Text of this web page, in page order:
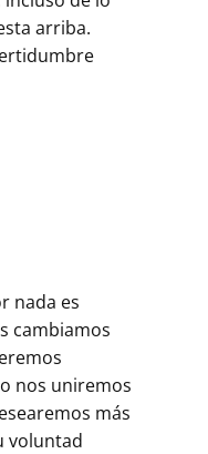
arriba.
nada es
cambiamos
nos uniremos
más
voluntad